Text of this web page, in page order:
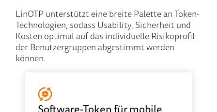
LinOTP unterstützt eine breite Palette an Token-
Technologien, sodass Usability, Sicherheit und
Kosten optimal auf das individuelle Risikoprofil
der Benutzergruppen abgestimmt werden
können.